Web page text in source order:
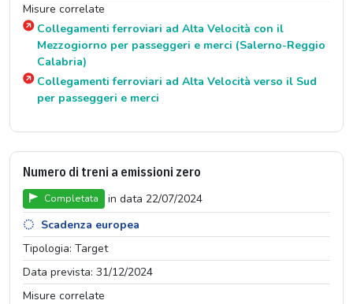
Misure correlate
Collegamenti ferroviari ad Alta Velocità con il
Mezzogiorno per passeggeri e merci (Salerno-Reggio
Calabria)
Collegamenti ferroviari ad Alta Velocità verso il Sud
per passeggeri e merci
Numero di treni a emissioni zero
Completata
in data 22/07/2024
Scadenza europea
Tipologia: Target
Data prevista: 31/12/2024
Misure correlate